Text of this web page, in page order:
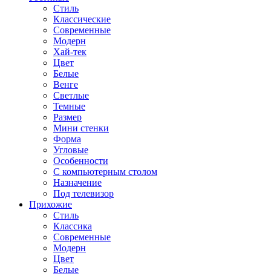
Стиль
Классические
Современные
Модерн
Хай-тек
Цвет
Белые
Венге
Светлые
Темные
Размер
Мини стенки
Форма
Угловые
Особенности
С компьютерным столом
Назначение
Под телевизор
Прихожие
Стиль
Классика
Современные
Модерн
Цвет
Белые